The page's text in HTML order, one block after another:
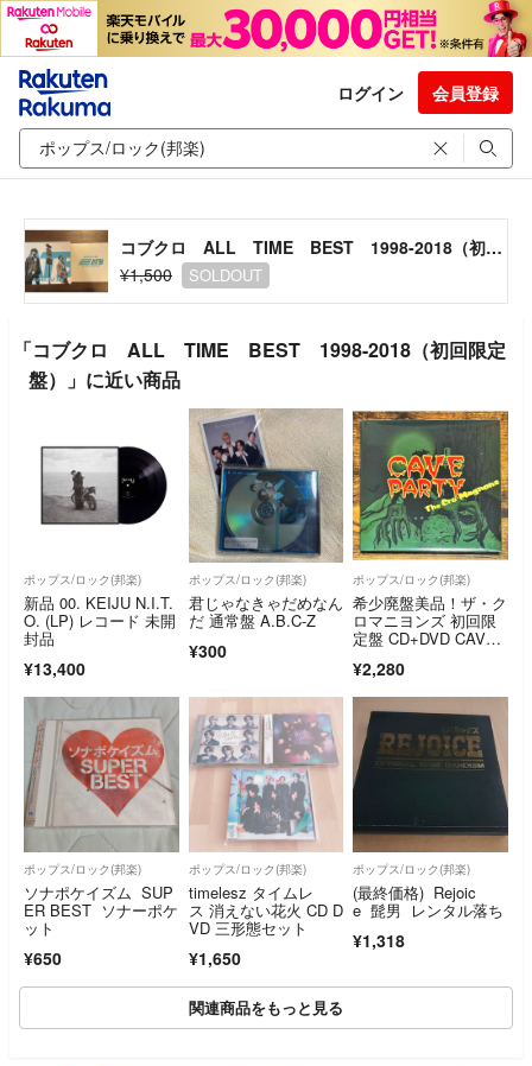
ログイン 会員登録
コブクロ ALL TIME BEST 1998-2018（初回限定盤）
¥1,500
SOLDOUT
「コブクロ ALL TIME BEST 1998-2018（初回限定
盤）」に近い商品
ポップス/ロック(邦楽)
新品 00. KEIJU N.I.T.
O. (LP) レコード 未開
封品
¥13,400
ポップス/ロック(邦楽)
君じゃなきゃだめなん
だ 通常盤 A.B.C-Z
¥300
ポップス/ロック(邦楽)
希少廃盤美品！ザ・ク
ロマニヨンズ 初回限
定盤 CD+DVD CAV
¥2,280
ポップス/ロック(邦楽)
ソナポケイズム SUP
ER BEST ソナーポケ
ット
¥650
ポップス/ロック(邦楽)
timelesz タイムレ
ス 消えない花火 CD D
VD 三形態セット
¥1,650
ポップス/ロック(邦楽)
(最終価格) Rejoic
e 髭男 レンタル落ち
¥1,318
関連商品をもっと見る